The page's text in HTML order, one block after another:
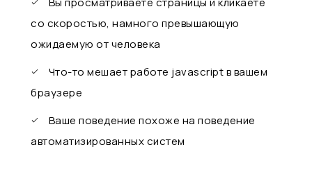
со скоростью, намного превышающую
ожидаемую от человека
Что-то мешает работе javascript в вашем
браузере
Ваше поведение похоже на поведение
автоматизированных систем